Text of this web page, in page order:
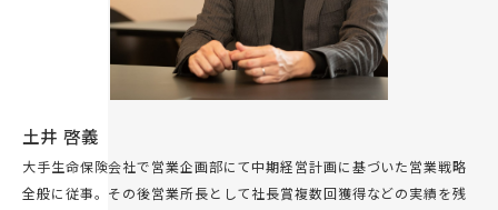
土井 啓義
大手生命保険会社で営業企画部にて中期経営計画に基づいた営業戦略
全般に従事。その後営業所長として社長賞複数回獲得などの実績を残